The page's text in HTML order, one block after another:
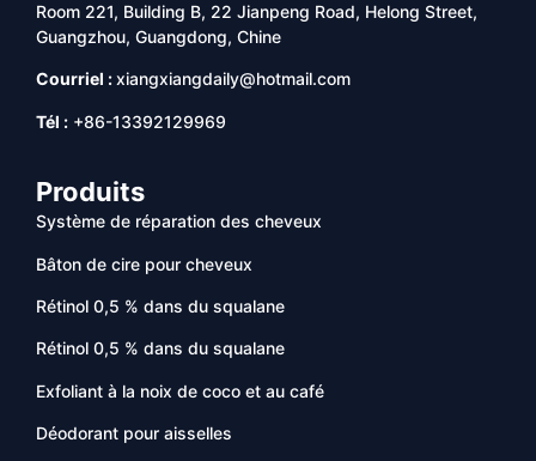
Room 221, Building B, 22 Jianpeng Road, Helong Street,
Guangzhou, Guangdong, Chine
Courriel :xiangxiangdaily@hotmail.com
Tél : +86-13392129969
Produits
Système de réparation des cheveux
Bâton de cire pour cheveux
Rétinol 0,5 % dans du squalane
Rétinol 0,5 % dans du squalane
Exfoliant à la noix de coco et au café
Déodorant pour aisselles